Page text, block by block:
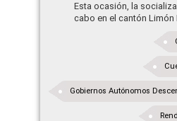
Esta ocasión, la
cabo en el cantón Limón
Gobiernos Autónomos